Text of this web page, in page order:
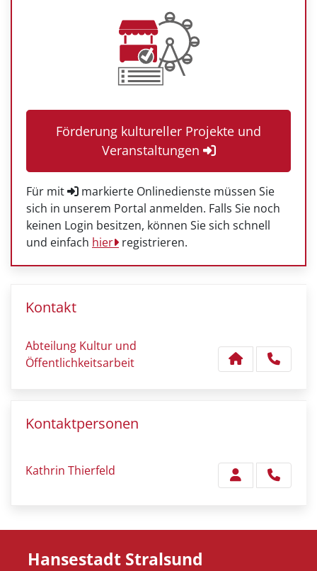
Förderung kultureller Projekte und
Veranstaltungen
Für mit
markierte Onlinedienste müssen Sie
sich in unserem Portal anmelden. Falls Sie noch
keinen Login besitzen, können Sie sich schnell
und einfach hier registrieren.
Kontakt
Abteilung Kultur und
Öffentlichkeitsarbeit
Kontaktpersonen
Kathrin Thierfeld
Hansestadt Stralsund